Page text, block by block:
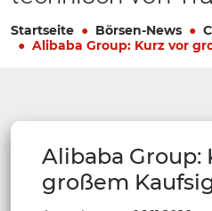
Startseite Börsen-News
Alibaba Group: Kurz vor
Alibaba Group:
großem